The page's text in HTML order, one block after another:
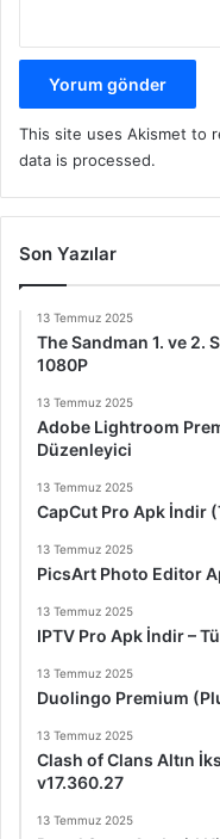
This site uses Akismet to
data is processed.
Son Yazılar
13 Temmuz 2025
The Sandman 1. ve 2.
1080P
13 Temmuz 2025
Adobe Lightroom
Düzenleyici
13 Temmuz 2025
CapCut Pro Apk İndir
13 Temmuz 2025
PicsArt Photo Editor
13 Temmuz 2025
IPTV Pro Apk İndir –
13 Temmuz 2025
Duolingo Premium
13 Temmuz 2025
Clash of Clans Altın
v17.360.27
13 Temmuz 2025